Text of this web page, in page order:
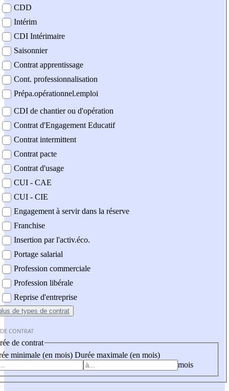
CDD
Intérim
CDI Intérimaire
Saisonnier
Contrat apprentissage
Cont. professionnalisation
Prépa.opérationnel.emploi
CDI de chantier ou d'opération
Contrat d'Engagement Educatif
Contrat intermittent
Contrat pacte
Contrat d'usage
CUI - CAE
CUI - CIE
Engagement à servir dans la réserve
Franchise
Insertion par l'activ.éco.
Portage salarial
Profession commerciale
Profession libérale
Reprise d'entreprise
de types de contrat
CONTRAT
de contrat
minimale (en mois) Durée maximale (en mois)
mois